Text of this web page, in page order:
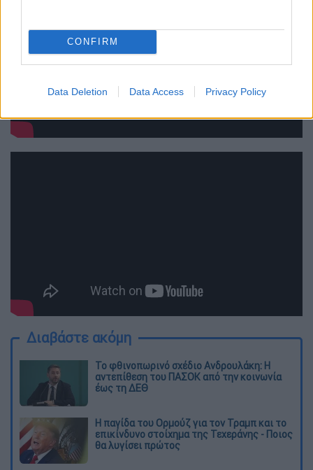
CONFIRM
Data Deletion Data Access Privacy Policy
Διαβάστε ακόμη
Το φθινοπωρινό σχέδιο Ανδρουλάκη: Η
αντεπίθεση του ΠΑΣΟΚ από την κοινωνία
έως τη ΔΕΘ
Η παγίδα του Ορμούζ για τον Τραμπ και το
επικίνδυνο στοίχημα της Τεχεράνης - Ποιος
θα λυγίσει πρώτος